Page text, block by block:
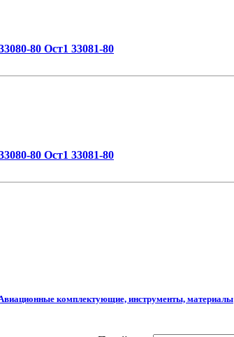
80 Ост1 33081-80
80 Ост1 33081-80
комплектующие, инструменты, материалы